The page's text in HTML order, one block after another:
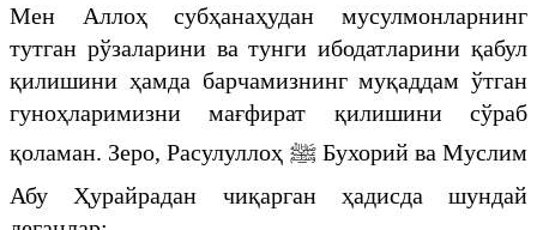
Мен Аллоҳ субҳанаҳудан мусулмонларнинг
тутган рўзаларини ва тунги ибодатларини қабул
қилишини ҳамда барчамизнинг муқаддам ўтган
гуноҳларимизни мағфират қилишини сўраб
қоламан. Зеро, Расулуллоҳ ﷺБухорий ва Муслим
Абу Ҳурайрадан чиқарган ҳадисда шундай